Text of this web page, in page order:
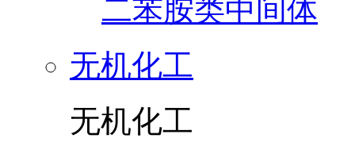
二苯胺类中间体
无机化工
无机化工